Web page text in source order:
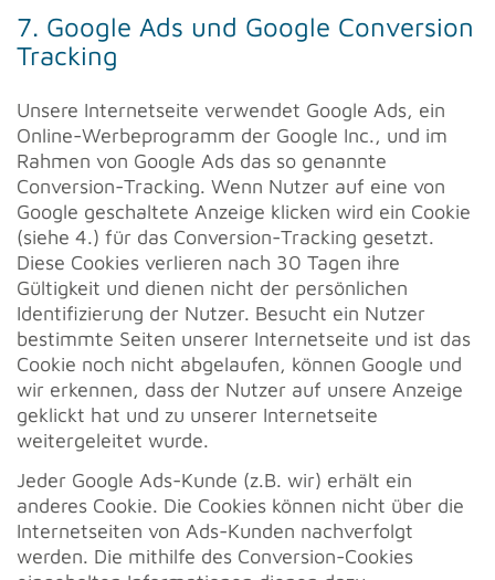
7. Google Ads und Google Conversion
Tracking
Unsere Internetseite verwendet Google Ads, ein
Online-Werbeprogramm der Google Inc., und im
Rahmen von Google Ads das so genannte
Conversion-Tracking. Wenn Nutzer auf eine von
Google geschaltete Anzeige klicken wird ein Cookie
(siehe 4.) für das Conversion-Tracking gesetzt.
Diese Cookies verlieren nach 30 Tagen ihre
Gültigkeit und dienen nicht der persönlichen
Identifizierung der Nutzer. Besucht ein Nutzer
bestimmte Seiten unserer Internetseite und ist das
Cookie noch nicht abgelaufen, können Google und
wir erkennen, dass der Nutzer auf unsere Anzeige
geklickt hat und zu unserer Internetseite
weitergeleitet wurde.
Jeder Google Ads-Kunde (z.B. wir) erhält ein
anderes Cookie. Die Cookies können nicht über die
Internetseiten von Ads-Kunden nachverfolgt
werden. Die mithilfe des Conversion-Cookies